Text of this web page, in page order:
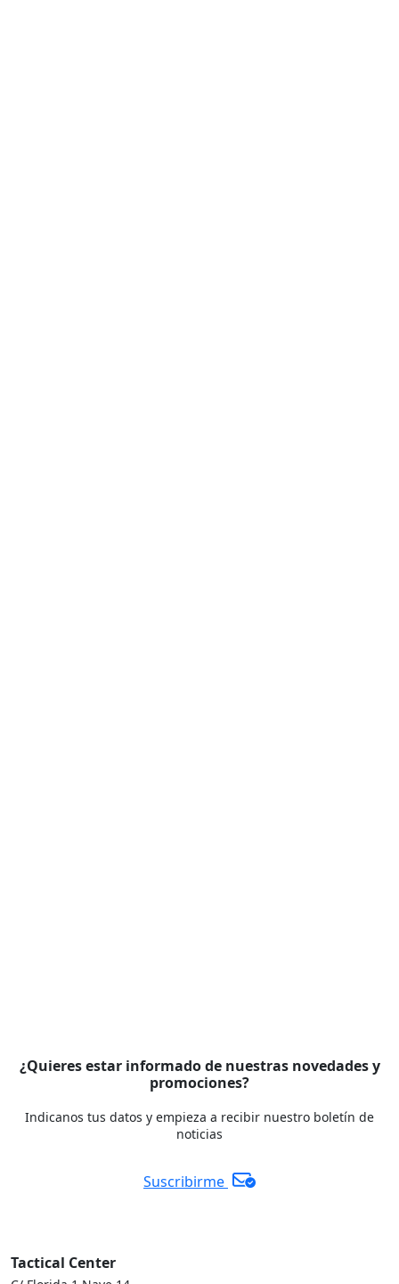
¿Quieres estar informado de nuestras novedades y
promociones?
Indicanos tus datos y empieza a recibir nuestro boletín de
noticias
Suscribirme
Tactical Center